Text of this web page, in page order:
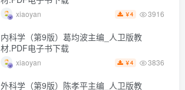
xiaoyan ￥4 3916
内科学（第9版）葛均波主编_人卫版教
材.PDF电子书下载
xiaoyan ￥4 3836
外科学（第9版）陈孝平主编_人卫版教